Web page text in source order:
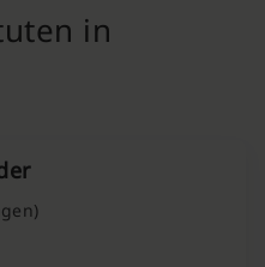
in